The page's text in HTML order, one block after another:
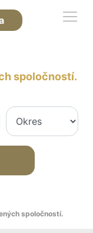
spoločností.
spoločností.